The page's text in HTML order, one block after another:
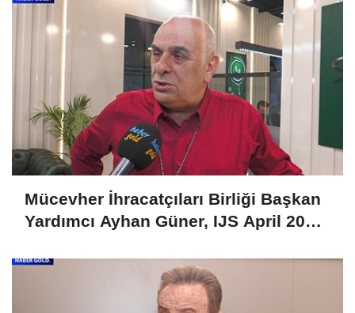
Mücevher İhracatçıları Birliği Başkan
Yardımcı Ayhan Güner, IJS April 2025